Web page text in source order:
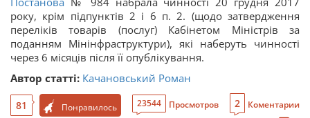
року, крім підпунктів 2 і 6 п. 2. (щодо затвердження
переліків товарів (послуг) Кабінетом Міністрів за
поданням Мінінфраструктури), які наберуть чинності
через 6 місяців після її опублікування.
Автор статті: Качановський Роман
81 Понравилось 23544 Просмотров 2 Коментарии